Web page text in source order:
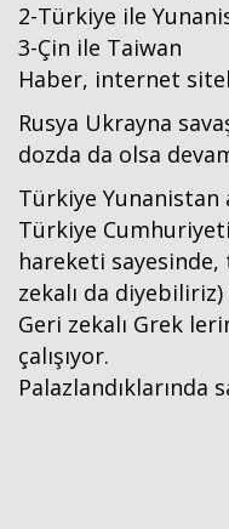
2-Türkiye ile
3-Çin ile Taiwan
Haber, internet
Rusya Ukrayna
dozda da olsa
Türkiye Yunanistan
Türkiye
hareketi
zekalı da
Geri zekalı Grek
çalışıyor.
Palazlandıklarında